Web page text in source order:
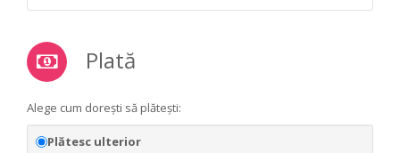
Plată
Alege cum dorești să plătești:
Plătesc ulterior